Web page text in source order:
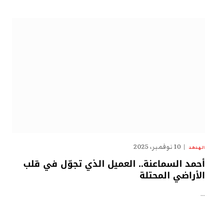
الهدهد 10 نوفمبر، 2025
أحمد السماعنة.. العميل الذي تجوّل في قلب
الأراضي المحتلة
…